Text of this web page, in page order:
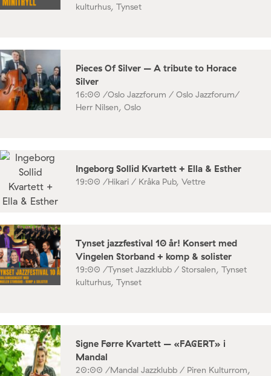
kulturhus, Tynset
Pieces Of Silver – A tribute to Horace
Silver
16:00 /Oslo Jazzforum / Oslo Jazzforum/
Herr Nilsen, Oslo
Ingeborg Sollid Kvartett + Ella & Esther
19:00 /Hikari / Kråka Pub, Vettre
Tynset jazzfestival 10 år! Konsert med
Vingelen Storband + komp & solister
19:00 /Tynset Jazzklubb / Storsalen, Tynset
kulturhus, Tynset
Signe Førre Kvartett – «FAGERT» i
Mandal
20:00 /Mandal Jazzklubb / Piren Kulturrom,